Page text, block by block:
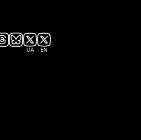
UA EN